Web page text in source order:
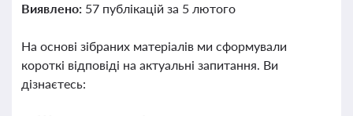
Виявлено: 57 публікацій за 5 лютого
На основі зібраних матеріалів ми сформували
короткі відповіді на актуальні запитання. Ви
дізнаєтесь: